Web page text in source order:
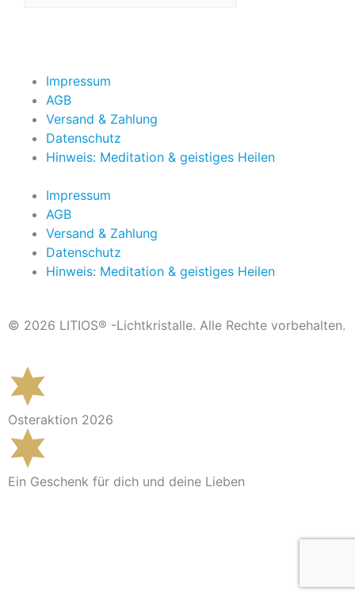
Impressum
AGB
Versand & Zahlung
Datenschutz
Hinweis: Meditation & geistiges Heilen
Impressum
AGB
Versand & Zahlung
Datenschutz
Hinweis: Meditation & geistiges Heilen
© 2026 LITIOS® -Lichtkristalle. Alle Rechte vorbehalten.
Osteraktion 2026
Ein Geschenk für dich und deine Lieben